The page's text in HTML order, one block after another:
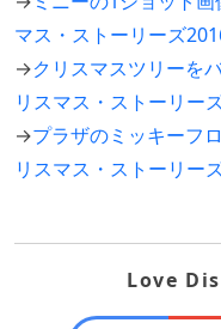
マス・ストーリーズ
→クリスマスツリーを
リスマス・ストーリー
→プラザのミッキーフ
リスマス・ストーリー
Love